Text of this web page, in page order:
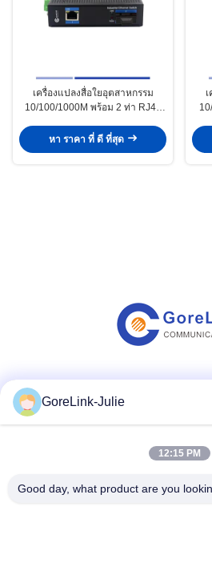
เครื่องแปลงสื่อใยอุตสาหกรรม
10/100/1000M พร้อม 2 ท่า RJ45
1310nm 20KM
หา ราคา ที่ ดี ที่สุด
ติดต่อเร็ว
โทรศัพท์
GoreLink-Julie
12:15 PM
Good day, what product are you